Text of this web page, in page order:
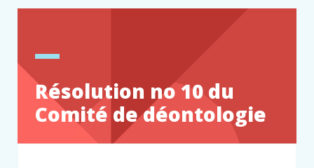
Résolution no 10 du
Comité de déontologie